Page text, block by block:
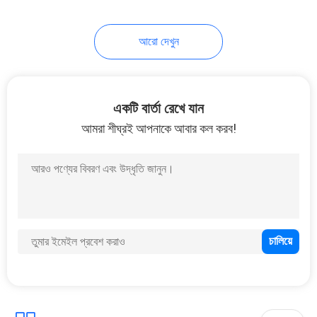
আবাসিক স্মার্ট ওয়াটার মিটার
আরো দেখুন
একটি বার্তা রেখে যান
আমরা শীঘ্রই আপনাকে আবার কল করব!